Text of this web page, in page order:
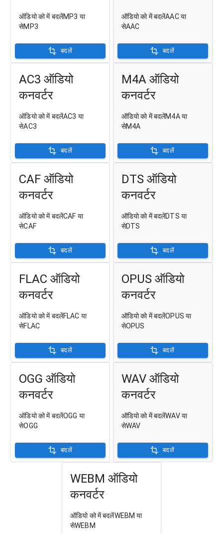
ऑडियो को में बदलेंMP3 या
सेMP3
बदलें
ऑडियो को में बदलेंAAC या
सेAAC
बदलें
AC3 ऑडियो
कनवर्टर
ऑडियो को में बदलेंAC3 या
सेAC3
बदलें
M4A ऑडियो
कनवर्टर
ऑडियो को में बदलेंM4A या
सेM4A
बदलें
CAF ऑडियो
कनवर्टर
ऑडियो को में बदलेंCAF या
सेCAF
बदलें
DTS ऑडियो
कनवर्टर
ऑडियो को में बदलेंDTS या
सेDTS
बदलें
FLAC ऑडियो
कनवर्टर
ऑडियो को में बदलेंFLAC या
सेFLAC
बदलें
OPUS ऑडियो
कनवर्टर
ऑडियो को में बदलेंOPUS या
सेOPUS
बदलें
OGG ऑडियो
कनवर्टर
ऑडियो को में बदलेंOGG या
सेOGG
बदलें
WAV ऑडियो
कनवर्टर
ऑडियो को में बदलेंWAV या
सेWAV
बदलें
WEBM ऑडियो
कनवर्टर
ऑडियो को में बदलेंWEBM या
सेWEBM